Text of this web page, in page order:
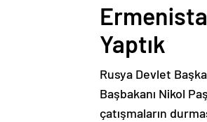
Yaptık
Rusya Devlet
Başbakanı Nikol
çatışmaların